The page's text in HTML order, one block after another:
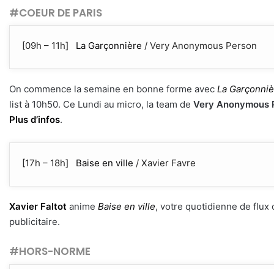
#COEUR DE PARIS
[09h – 11h] La Garçonnière / Very Anonymous Person
On commence la semaine en bonne forme avec La
list à 10h50. Ce Lundi au micro, la team de Very Anonymous
Plus d’infos.
[17h – 18h] Baise en ville / Xavier Favre
Xavier Faltot anime Baise en ville, votre quotidienne de flux
publicitaire.
#HORS-NORME